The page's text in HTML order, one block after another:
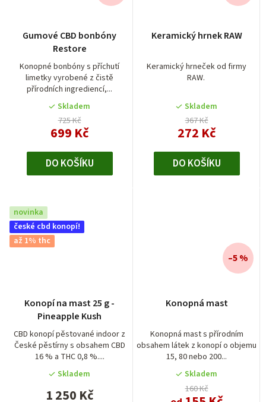
Gumové CBD bonbóny
Restore
Konopné bonbóny s příchutí
limetky vyrobené z čistě
přírodních ingrediencí,...
Skladem
725 Kč
699 Kč
DO KOŠÍKU
Keramický hrnek RAW
Keramický hrneček od firmy
RAW.
Skladem
367 Kč
272 Kč
DO KOŠÍKU
novinka
české cbd konopí!
až 1% thc
Konopí na mast 25 g -
Pineapple Kush
CBD konopí pěstované indoor z
České pěstírny s obsahem CBD
16 % a THC 0,8 %....
Skladem
1 250 Kč
Konopná mast
Konopná mast s přírodním
obsahem látek z konopí o objemu
15, 80 nebo 200...
Skladem
160 Kč
–5 %